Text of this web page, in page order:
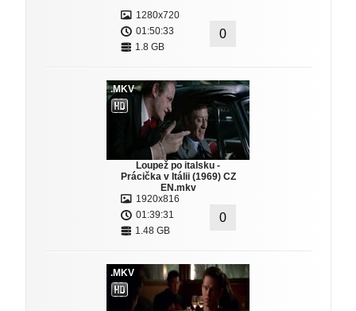
1280x720
01:50:33
1.8 GB
0
.MKV
Loupež po italsku -
Prácička v Itálii (1969) CZ
EN.mkv
1920x816
01:39:31
1.48 GB
0
.MKV